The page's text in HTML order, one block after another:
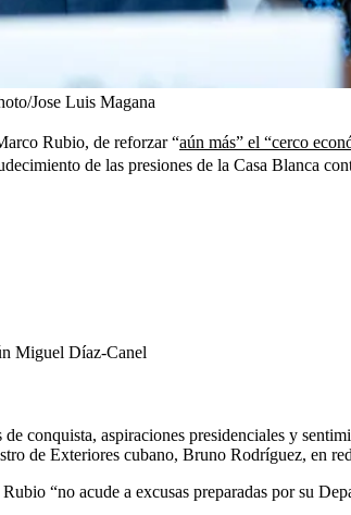
Jose Luis Magana
Rubio, de reforzar “aún más” el “cerco
de las presiones de la Casa Blanca
Miguel Díaz-Canel
conquista, aspiraciones presidenciales y
de Exteriores cubano, Bruno Rodríguez, en
“no acude a excusas preparadas por su